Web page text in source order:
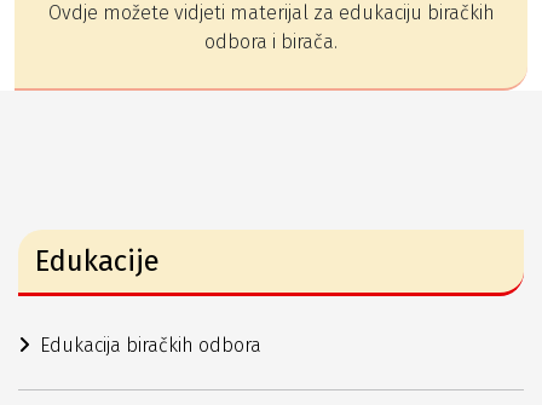
Ovdje možete vidjeti materijal za edukaciju biračkih
odbora i birača.
Edukacije
Edukacija biračkih odbora